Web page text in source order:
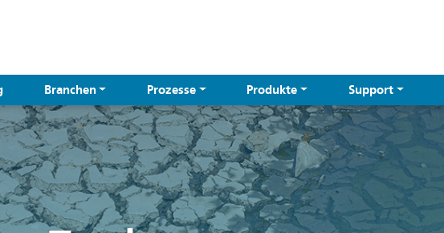
Branchen Prozesse Produkte Support